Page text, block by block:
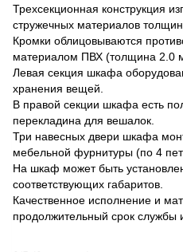
Трехсекционная конструкция
стружечных материалов
Кромки облицовываются
материалом ПВХ (толщина 2.0
Левая секция шкафа
хранения вещей.
В правой секции шкафа есть
перекладина для вешалок.
Три навесных двери шкафа
мебельной фурнитуры (по 4
На шкаф может быть
соответствующих габаритов.
Качественное исполнение и
продолжительный срок службы